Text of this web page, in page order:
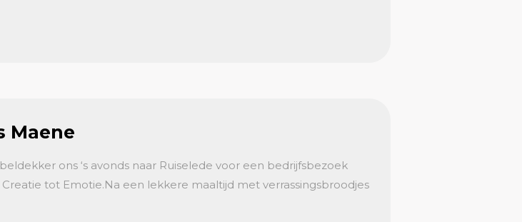
Maene
ons ‘s avonds naar Ruiselede voor een bedrijfsbezoek
Creatie tot Emotie.Na een lekkere maaltijd met verrassingsbroodjes